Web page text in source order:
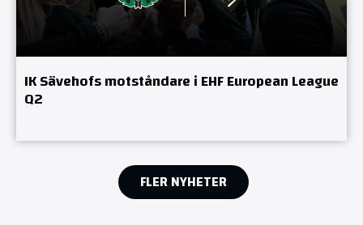
IK Sävehofs motståndare i EHF European League
Q2
FLER NYHETER